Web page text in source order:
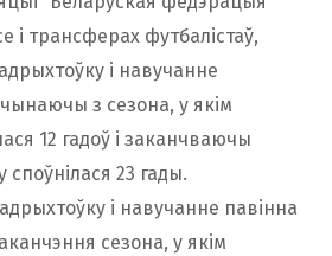
і трансферах футбалістаў,
і навучанне
з сезона, у якім
12 гадоў і заканчваючы
споўнілася 23 гады.
і навучанне павінна
сезона, у якім